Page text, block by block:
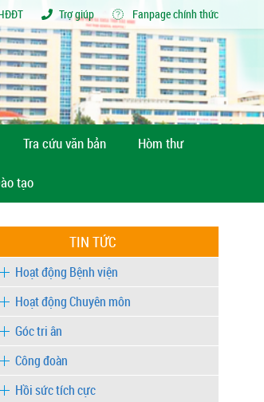
Trợ giúp Fanpage chính thức
Tra cứu văn bản Hòm thư
tạo
TIN TỨC
Hoạt động Bệnh viện
Hoạt động Chuyên môn
Góc tri ân
Công đoàn
Hồi sức tích cực